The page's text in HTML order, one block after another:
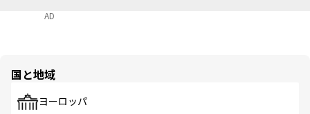
AD
国と地域
ヨーロッパ